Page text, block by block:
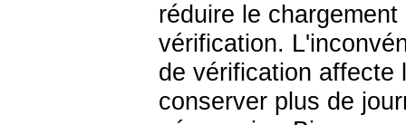
réduire le
vérification.
de vérification affecte
conserver plus de